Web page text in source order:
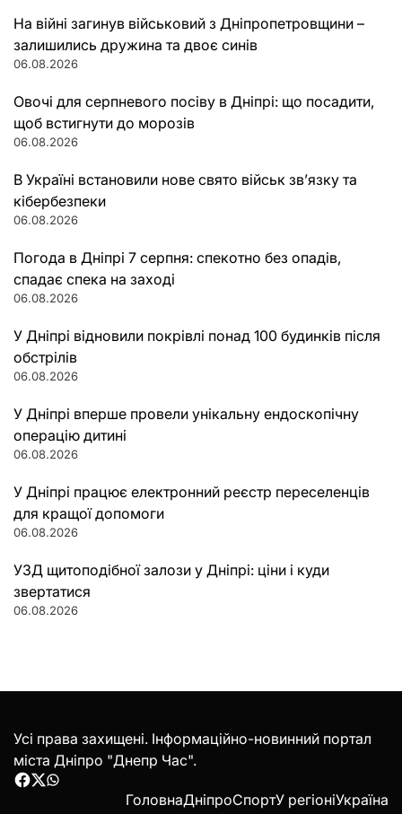
На війні загинув військовий з Дніпропетровщини –
залишились дружина та двоє синів
06.08.2026
Овочі для серпневого посіву в Дніпрі: що посадити,
щоб встигнути до морозів
06.08.2026
В Україні встановили нове свято військ зв’язку та
кібербезпеки
06.08.2026
Погода в Дніпрі 7 серпня: спекотно без опадів,
спадає спека на заході
06.08.2026
У Дніпрі відновили покрівлі понад 100 будинків після
обстрілів
06.08.2026
У Дніпрі вперше провели унікальну ендоскопічну
операцію дитині
06.08.2026
У Дніпрі працює електронний реєстр переселенців
для кращої допомоги
06.08.2026
УЗД щитоподібної залози у Дніпрі: ціни і куди
звертатися
06.08.2026
Усі права захищені. Інформаційно-новинний портал
міста Дніпро "Днепр Час".
Facebook
Twitter
WhatsApp
ГоловнаДніпроСпортУ регіоніУкраїна